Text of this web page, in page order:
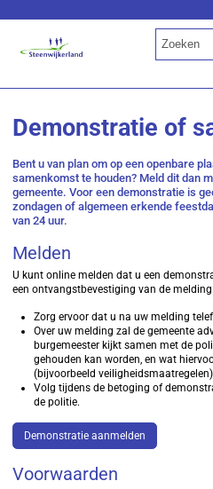
Demonstratie of
Bent u van plan om op een openbare
samenkomst te houden? Meld dit dan
gemeente. Voor een demonstratie is
zondagen of algemeen erkende
van 24 uur.
Melden
U kunt online melden dat u een
een ontvangstbevestiging van de melding.
Zorg ervoor dat u na uw melding
Over uw melding zal de gemeente
burgemeester kijkt samen met de
gehouden kan worden, en wat
(bijvoorbeeld
Volg tijdens de betoging of
de politie.
Demonstratie aanmelden
Voorwaarden